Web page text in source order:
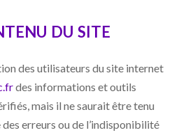
du site
des utilisateurs du site internet
des informations et outils
mais il ne saurait être tenu
erreurs ou de l’indisponibilité